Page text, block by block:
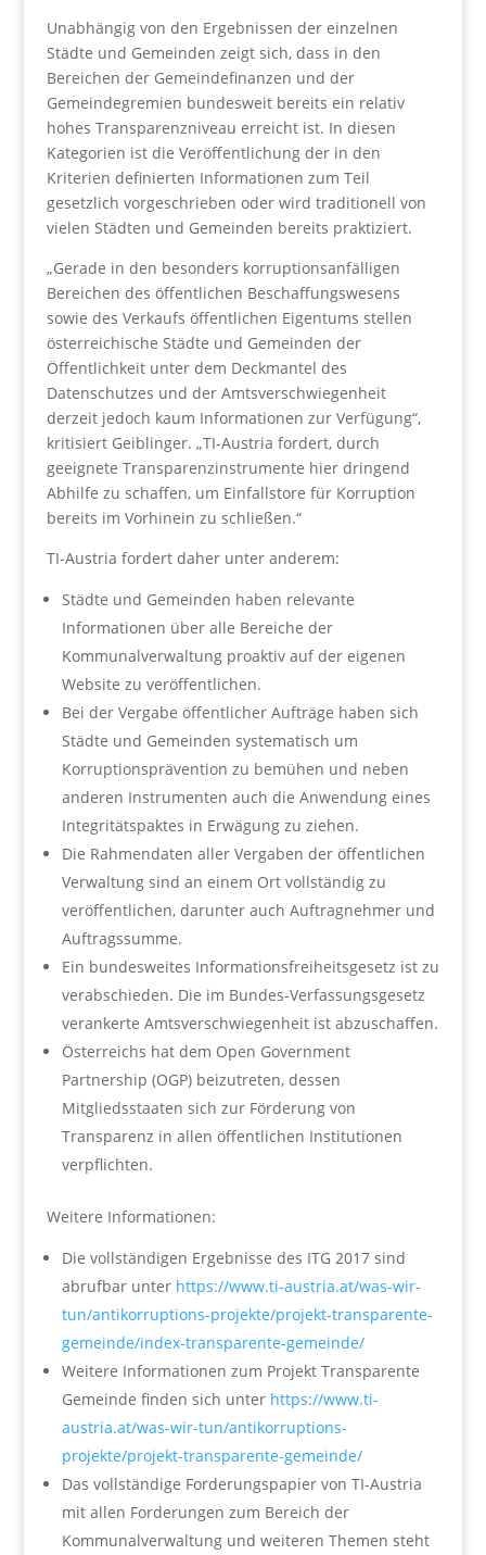
Unabhängig von den Ergebnissen der einzelnen
Städte und Gemeinden zeigt sich, dass in den
Bereichen der Gemeindefinanzen und der
Gemeindegremien bundesweit bereits ein relativ
hohes Transparenzniveau erreicht ist. In diesen
Kategorien ist die Veröffentlichung der in den
Kriterien definierten Informationen zum Teil
gesetzlich vorgeschrieben oder wird traditionell von
vielen Städten und Gemeinden bereits praktiziert.
„Gerade in den besonders korruptionsanfälligen
Bereichen des öffentlichen Beschaffungswesens
sowie des Verkaufs öffentlichen Eigentums stellen
österreichische Städte und Gemeinden der
Öffentlichkeit unter dem Deckmantel des
Datenschutzes und der Amtsverschwiegenheit
derzeit jedoch kaum Informationen zur Verfügung“,
kritisiert Geiblinger. „TI-Austria fordert, durch
geeignete Transparenzinstrumente hier dringend
Abhilfe zu schaffen, um Einfallstore für Korruption
bereits im Vorhinein zu schließen.“
TI-Austria fordert daher unter anderem:
Städte und Gemeinden haben relevante
Informationen über alle Bereiche der
Kommunalverwaltung proaktiv auf der eigenen
Website zu veröffentlichen.
Bei der Vergabe öffentlicher Aufträge haben sich
Städte und Gemeinden systematisch um
Korruptionsprävention zu bemühen und neben
anderen Instrumenten auch die Anwendung eines
Integritätspaktes in Erwägung zu ziehen.
Die Rahmendaten aller Vergaben der öffentlichen
Verwaltung sind an einem Ort vollständig zu
veröffentlichen, darunter auch Auftragnehmer und
Auftragssumme.
Ein bundesweites Informationsfreiheitsgesetz ist zu
verabschieden. Die im Bundes-Verfassungsgesetz
verankerte Amtsverschwiegenheit ist abzuschaffen.
Österreichs hat dem Open Government
Partnership (OGP) beizutreten, dessen
Mitgliedsstaaten sich zur Förderung von
Transparenz in allen öffentlichen Institutionen
verpflichten.
Weitere Informationen:
Die vollständigen Ergebnisse des ITG 2017 sind
abrufbar unter https://www.ti-austria.at/was-wir-
tun/antikorruptions-projekte/projekt-transparente-
gemeinde/index-transparente-gemeinde/
Weitere Informationen zum Projekt Transparente
Gemeinde finden sich unter https://www.ti-
austria.at/was-wir-tun/antikorruptions-
projekte/projekt-transparente-gemeinde/
Das vollständige Forderungspapier von TI-Austria
mit allen Forderungen zum Bereich der
Kommunalverwaltung und weiteren Themen steht